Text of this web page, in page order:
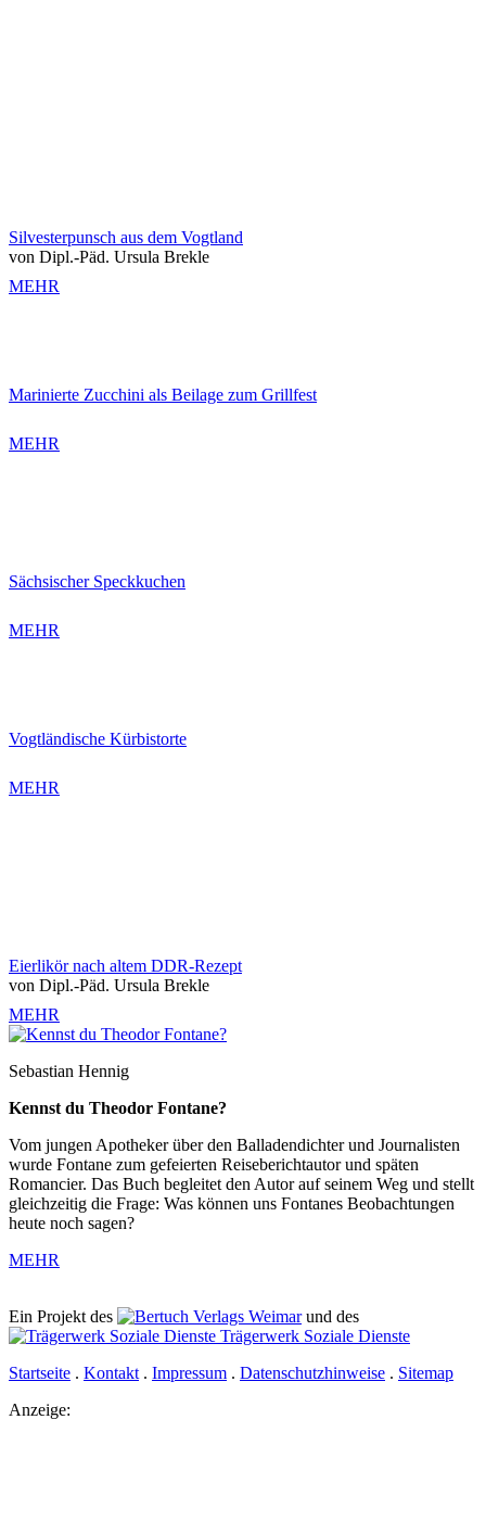
Silvesterpunsch aus dem Vogtland
von Dipl.-Päd. Ursula Brekle
MEHR
Marinierte Zucchini als Beilage zum Grillfest
MEHR
Sächsischer Speckkuchen
MEHR
Vogtländische Kürbistorte
MEHR
Eierlikör nach altem DDR-Rezept
von Dipl.-Päd. Ursula Brekle
MEHR
Sebastian Hennig
Kennst du Theodor Fontane?
Vom jungen Apotheker über den Balladendichter und Journalisten
wurde Fontane zum gefeierten Reiseberichtautor und späten
Romancier. Das Buch begleitet den Autor auf seinem Weg und stellt
gleichzeitig die Frage: Was können uns Fontanes Beobachtungen
heute noch sagen?
MEHR
Ein Projekt des Verlags Weimarund des
Trägerwerk Soziale Dienste
Startseite . Kontakt . Impressum . Datenschutzhinweise . Sitemap
Anzeige: